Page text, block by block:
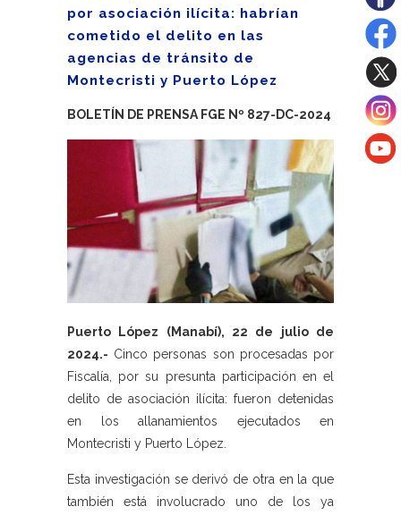
por asociación ilícita: habrían
cometido el delito en las
agencias de tránsito de
Montecristi y Puerto López
BOLETÍN DE PRENSA FGE Nº 827-DC-2024
Puerto López (Manabí), 22 de julio de
2024.- Cinco personas son procesadas por
Fiscalía, por su presunta participación en el
delito de asociación ilícita: fueron detenidas
en los allanamientos ejecutados en
Montecristi y Puerto López.
Esta investigación se derivó de otra en la que
también está involucrado uno de los ya